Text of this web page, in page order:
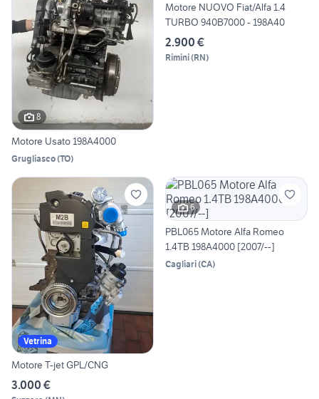
8
Motore Usato 198A4000
Grugliasco(TO)
Motore NUOVO Fiat/Alfa 1.4
TURBO 940B7000 - 198A40
2.900 €
Rimini(RN)
Vetrina
Motore T-jet GPL/CNG
3.000 €
6
PBL065 Motore Alfa Romeo
1.4TB 198A4000 [2007/--]
Cagliari(CA)